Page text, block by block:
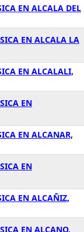
EN ALCALA DEL
EN ALCALA LA
EN ALCALALI,
EN
EN ALCANAR,
EN
EN ALCAÑIZ,
EN ALCANO,